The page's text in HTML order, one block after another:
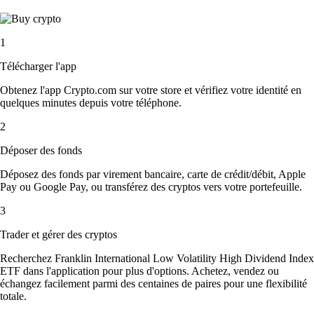
1
Télécharger l'app
Obtenez l'app Crypto.com sur votre store et vérifiez votre identité en
quelques minutes depuis votre téléphone.
2
Déposer des fonds
Déposez des fonds par virement bancaire, carte de crédit/débit, Apple
Pay ou Google Pay, ou transférez des cryptos vers votre portefeuille.
3
Trader et gérer des cryptos
Recherchez Franklin International Low Volatility High Dividend Index
ETF dans l'application pour plus d'options. Achetez, vendez ou
échangez facilement parmi des centaines de paires pour une flexibilité
totale.